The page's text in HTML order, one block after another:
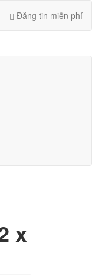
Đăng tin miễn phí
x